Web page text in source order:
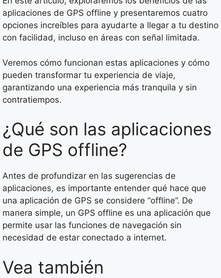
aplicaciones de GPS offline y presentaremos cuatro
opciones increíbles para ayudarte a llegar a tu destino
con facilidad, incluso en áreas con señal limitada.
Veremos cómo funcionan estas aplicaciones y cómo
pueden transformar tu experiencia de viaje,
garantizando una experiencia más tranquila y sin
contratiempos.
¿Qué son las aplicaciones
de GPS offline?
Antes de profundizar en las sugerencias de
aplicaciones, es importante entender qué hace que
una aplicación de GPS se considere “offline”. De
manera simple, un GPS offline es una aplicación que
permite usar las funciones de navegación sin
necesidad de estar conectado a internet.
Vea también